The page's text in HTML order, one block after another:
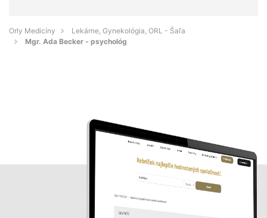
Orly Medicíny
Lekárne, Gynekológia, ORL - Šaľa
Mgr. Ada Becker - psychológ